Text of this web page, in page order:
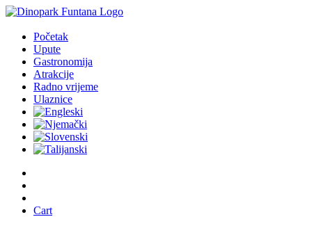
Početak
Upute
Gastronomija
Atrakcije
Radno vrijeme
Ulaznice
Cart